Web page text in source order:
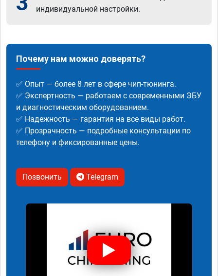
индивидуальной настройки.
Почему нам можно доверять?
✅ Опыт — более 8 лет в сфере чип-тюнинга.
✅ Экспертность — работаем с современными ЭБУ
и диагностическим оборудованием.
✅ Надежность — гарантия на все виды работ.
✅ Прозрачность — подробные консультации по
телефону и фиксированные цены.
Позвонить Telegram